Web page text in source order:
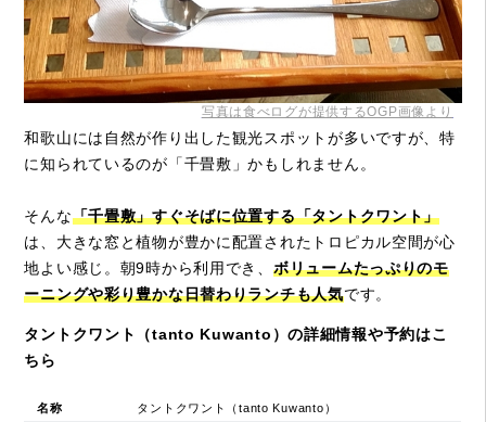
写真は食べログが提供するOGP画像より
和歌山には自然が作り出した観光スポットが多いですが、特
に知られているのが「千畳敷」かもしれません。
そんな「千畳敷」すぐそばに位置する「タントクワント」
は、大きな窓と植物が豊かに配置されたトロピカル空間が心
地よい感じ。朝9時から利用でき、 ボリュームたっぷりのモ
ーニングや彩り豊かな日替わりランチも人気です。
タントクワント（tanto Kuwanto）の詳細情報や予約はこ
ちら
名称 タントクワント（tanto Kuwanto）